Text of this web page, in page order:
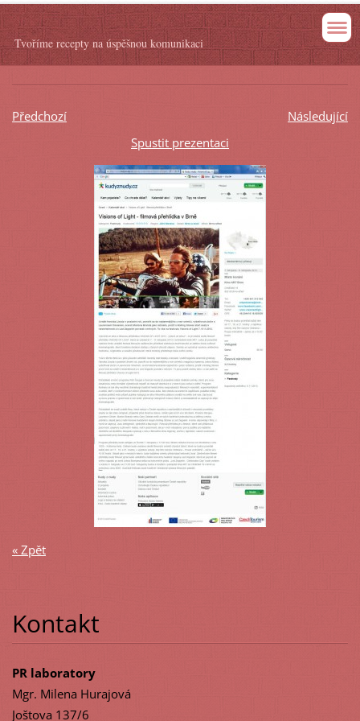
Tvoříme recepty na úspěšnou komunikaci
Předchozí
Následující
Spustit prezentaci
« Zpět
Kontakt
PR laboratory
Mgr. Milena Hurajová
Joštova 137/6